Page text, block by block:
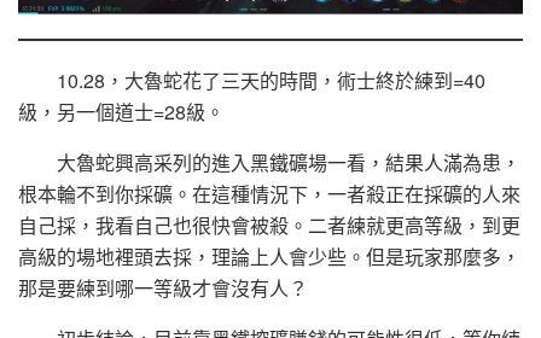
10.28，大魯蛇花了三天的時間，術士終於練到=40
級，另一個道士=28級。
大魯蛇興高采列的進入黑鐵礦場一看，結果人滿為患，
根本輪不到你採礦。在這種情況下，一者殺正在採礦的人來
自己採，我看自己也很快會被殺。二者練就更高等級，到更
高級的場地裡頭去採，理論上人會少些。但是玩家那麼多，
那是要練到哪一等級才會沒有人？